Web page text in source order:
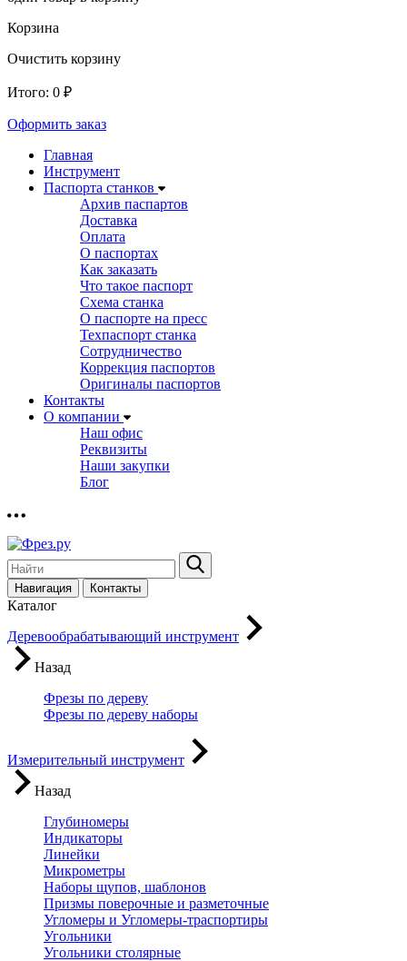
Корзина
Очистить корзину
Итого: 0 ₽
Оформить заказ
Главная
Инструмент
Паспорта станков
Архив паспартов
Доставка
Оплата
О паспортах
Как заказать
Что такое паспорт
Схема станка
О паспорте на пресс
Техпаспорт станка
Сотрудничество
Коррекция паспортов
Оригиналы паспортов
Контакты
О компании
Наш офис
Реквизиты
Наши закупки
Блог
Навигация Контакты
Каталог
Деревообрабатывающий инструмент
Назад
Фрезы по дереву
Фрезы по дереву наборы
Измерительный инструмент
Назад
Глубиномеры
Индикаторы
Линейки
Микрометры
Наборы щупов, шаблонов
Призмы поверочные и разметочные
Угломеры и Угломеры-траспортиры
Угольники
Угольники столярные